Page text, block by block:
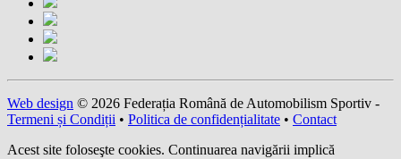
Web design © 2026 Federația Română de Automobilism Sportiv -
Termeni și Condiții • Politica de confidențialitate • Contact
Acest site foloseşte cookies. Continuarea navigării implică